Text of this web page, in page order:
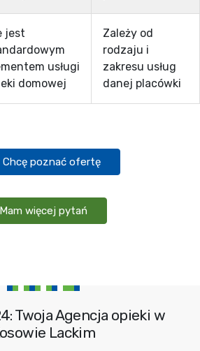
jest
usługi
domowej
Zależy od
rodzaju i
zakresu usług
danej placówki
poznać ofertę
Mam więcej pytań
Twoja Agencja opieki w
Lackim